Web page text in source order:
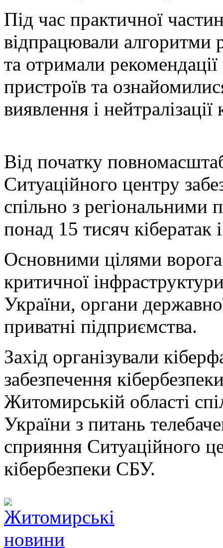
Під час практичної
відпрацювали алгоритми
та отримали
пристроїв та
виявлення і нейтралізації
Від початку
Ситуаційного центру
спільно з регіональними
понад 15 тисяч кібератак
Основними цілями
критичної
України, органи
приватні підприємства.
Захід організували
забезпечення
Житомирській області
України з питань
сприяння Ситуаційного
кібербезпеки СБУ.